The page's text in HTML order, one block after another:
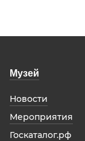
Музей
Новости
Мероприятия
Госкаталог.рф